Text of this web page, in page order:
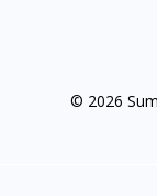
© 2026